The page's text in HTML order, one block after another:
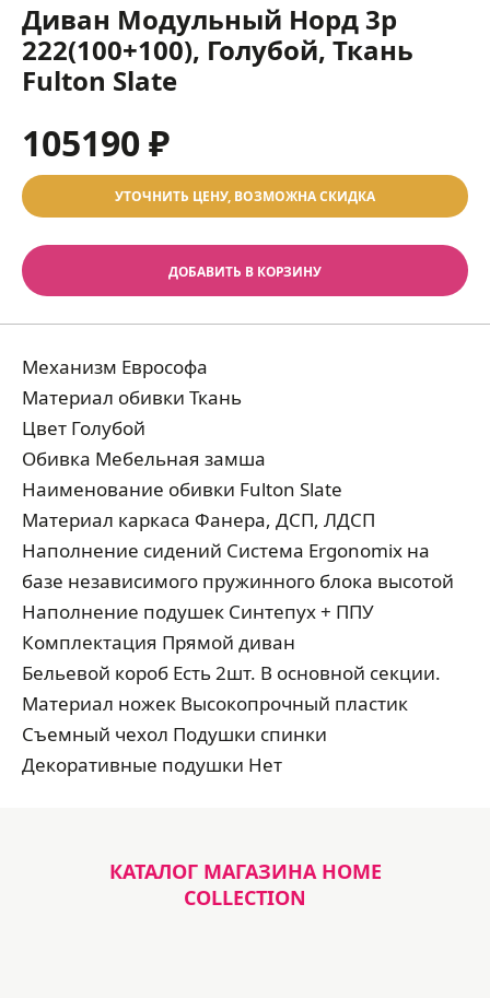
Диван Модульный Норд 3р
222(100+100), Голубой, Ткань
Fulton Slate
105190 ₽
УТОЧНИТЬ ЦЕНУ, ВОЗМОЖНА СКИДКА
ДОБАВИТЬ В КОРЗИНУ
Механизм Еврософа
Материал обивки Ткань
Цвет Голубой
Обивка Мебельная замша
Наименование обивки Fulton Slate
Материал каркаса Фанера, ДСП, ЛДСП
Наполнение сидений Система Ergonomix на
базе независимого пружинного блока высотой
Наполнение подушек Синтепух + ППУ
Комплектация Прямой диван
Бельевой короб Есть 2шт. В основной секции.
Материал ножек Высокопрочный пластик
Съемный чехол Подушки спинки
Декоративные подушки Нет
КАТАЛОГ МАГАЗИНА HOME
COLLECTION